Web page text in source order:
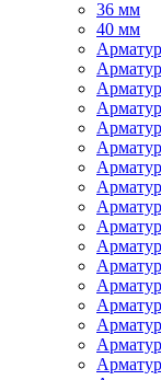
36 мм
40 мм